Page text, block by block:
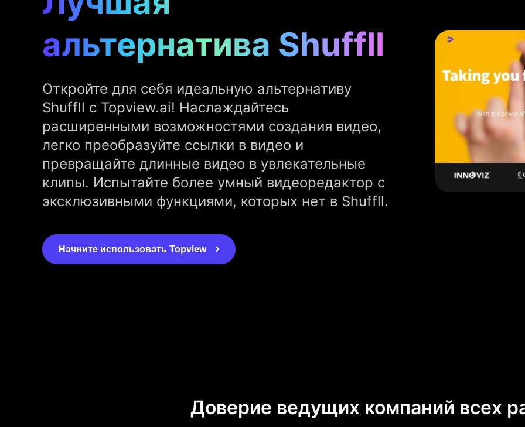
альтернатива Shuffll
Откройте для себя идеальную альтернативу
Shuffll с Topview.ai! Наслаждайтесь
расширенными возможностями создания видео,
легко преобразуйте ссылки в видео и
превращайте длинные видео в увлекательные
клипы. Испытайте более умный видеоредактор с
эксклюзивными функциями, которых нет в Shuffll.
Начните использовать Topview
Доверие ведущих компаний всех